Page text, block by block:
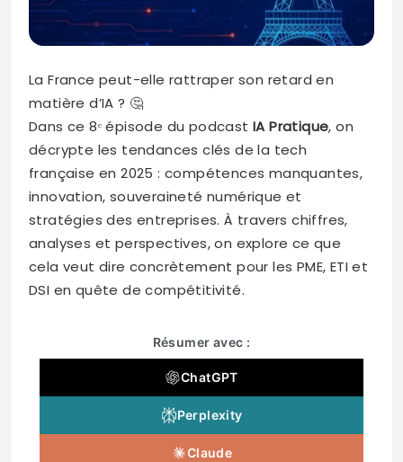
La France peut-elle rattraper son retard en
matière d’IA ? 🤔
Dans ce 8ᵉ épisode du podcast IA Pratique, on
décrypte les tendances clés de la tech
française en 2025 : compétences manquantes,
innovation, souveraineté numérique et
stratégies des entreprises. À travers chiffres,
analyses et perspectives, on explore ce que
cela veut dire concrètement pour les PME, ETI et
DSI en quête de compétitivité.
Résumer avec :
ChatGPT
Perplexity
Claude